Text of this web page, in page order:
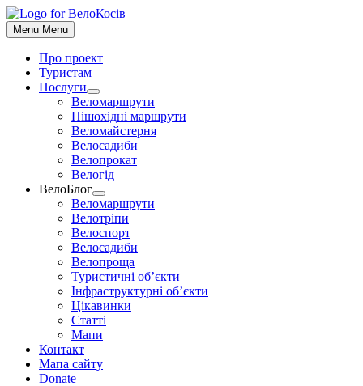
До
контенту
Menu Menu
Про проект
Туристам
Послуги
Show
sub
menu
Веломаршрути
Пішохідні маршрути
Веломайстерня
Велосадиби
Велопрокат
Велогід
ВелоБлог
Show
sub
menu
Веломаршрути
Велотріпи
Велоспорт
Велосадиби
Велопроща
Туристичні об’єкти
Інфраструктурні об’єкти
Цікавинки
Статті
Мапи
Контакт
Мапа сайту
Donate